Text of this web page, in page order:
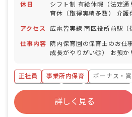
休日
シフト制 有給休暇（法定通
育休（取得実績多数） 介護
日以上の休日を付与）
アクセス 広電皆実線 南区役所前駅（
仕事内容
院内保育園の保育士のお仕
成長がやりがい◎） お預か
食事・睡眠・排泄・清潔・
・集団生活を通じた社会性
の計画・実行、お知らせの作
正社員 事業所内保育
ボーナス・賞
社会保険完備
有給
福利厚生充実
昇給昇進あり
産休育
詳しく見る